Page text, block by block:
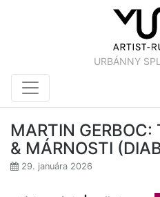
URBÁNNY
MARTIN
& MÁRNOSTI
29. januára 2026